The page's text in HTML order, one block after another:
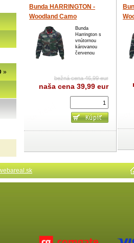
»
Bunda HARRINGTON -
Woodland Camo
Bunda
Harrington s
vnútornou
károvanou
červenou
bežná cena 46,99 eur
naša cena 39,99 eur